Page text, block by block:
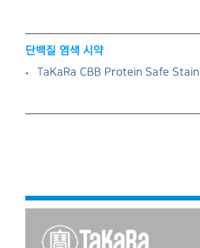
단백질 염색 시약
TaKaRa CBB Protein Safe Stain